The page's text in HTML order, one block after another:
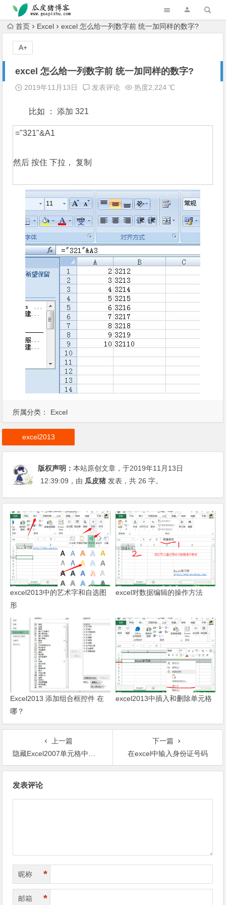
跳转到主内容
首页 Excel excel 怎么给一列数字前 统一加同样的数字?
excel 怎么给一列数字前 统一加同样的数字?
2019年11月13日 发表评论 热度2,224 ℃
比如 ： 添加 321
="321"&A1
然后 按住 下拉， 复制
A+
所属分类： Excel
excel2013
版权声明：本站原创文章，于2019年11月13日
12:39:09 ，由 瓜皮猪 发表，共 26 字。
excel2013中的艺术字和自选图
形
excel对数据编辑的操作方法
Excel2013 添加组合框控件 在
哪？
excel2013中插入和删除单元格
上一篇
隐藏Excel2007单元格中的内容
下一篇
在excel中输入身份证号码
发表评论
昵称 *
邮箱 *